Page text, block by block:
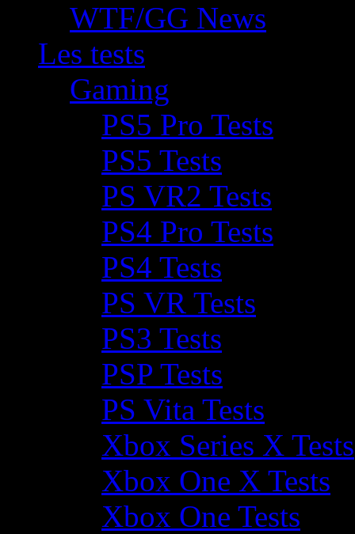
WTF/GG News
Les tests
Gaming
PS5 Pro Tests
PS5 Tests
PS VR2 Tests
PS4 Pro Tests
PS4 Tests
PS VR Tests
PS3 Tests
PSP Tests
PS Vita Tests
Xbox Series X Tests
Xbox One X Tests
Xbox One Tests